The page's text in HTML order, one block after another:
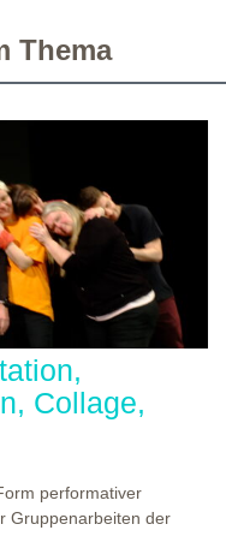
Thema
Collage,
performativer
Gruppenarbeiten der